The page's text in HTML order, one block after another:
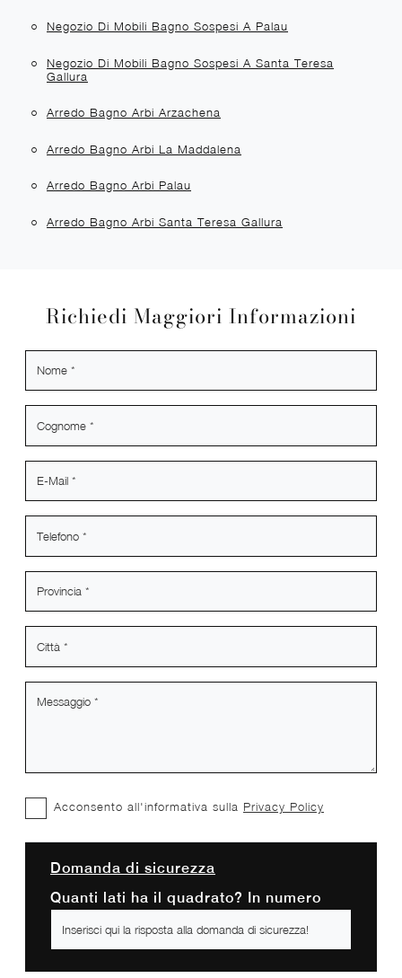
Negozio Di Mobili Bagno Sospesi A Palau
Negozio Di Mobili Bagno Sospesi A Santa Teresa
Gallura
Arredo Bagno Arbi Arzachena
Arredo Bagno Arbi La Maddalena
Arredo Bagno Arbi Palau
Arredo Bagno Arbi Santa Teresa Gallura
Richiedi Maggiori Informazioni
Acconsento all'informativa sulla Privacy Policy
Domanda di sicurezza
Quanti lati ha il quadrato? In numero